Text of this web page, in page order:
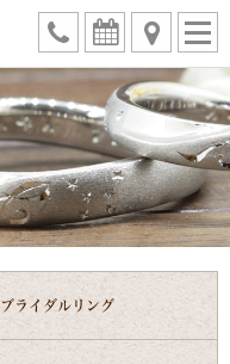
ブライダルリング